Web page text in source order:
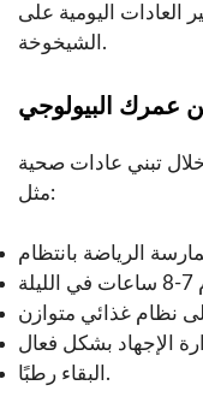
العادات اليومية على
الشيخوخة.
تبني عادات صحية
مثل:
البقاء رطبًا.